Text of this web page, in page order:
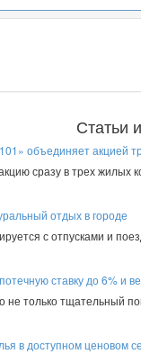
Статьи
объединяет акцией
сразу в трех
отдых в городе
с отпусками и
ставку до 6% и
не только тщательный
в доступном ценовом